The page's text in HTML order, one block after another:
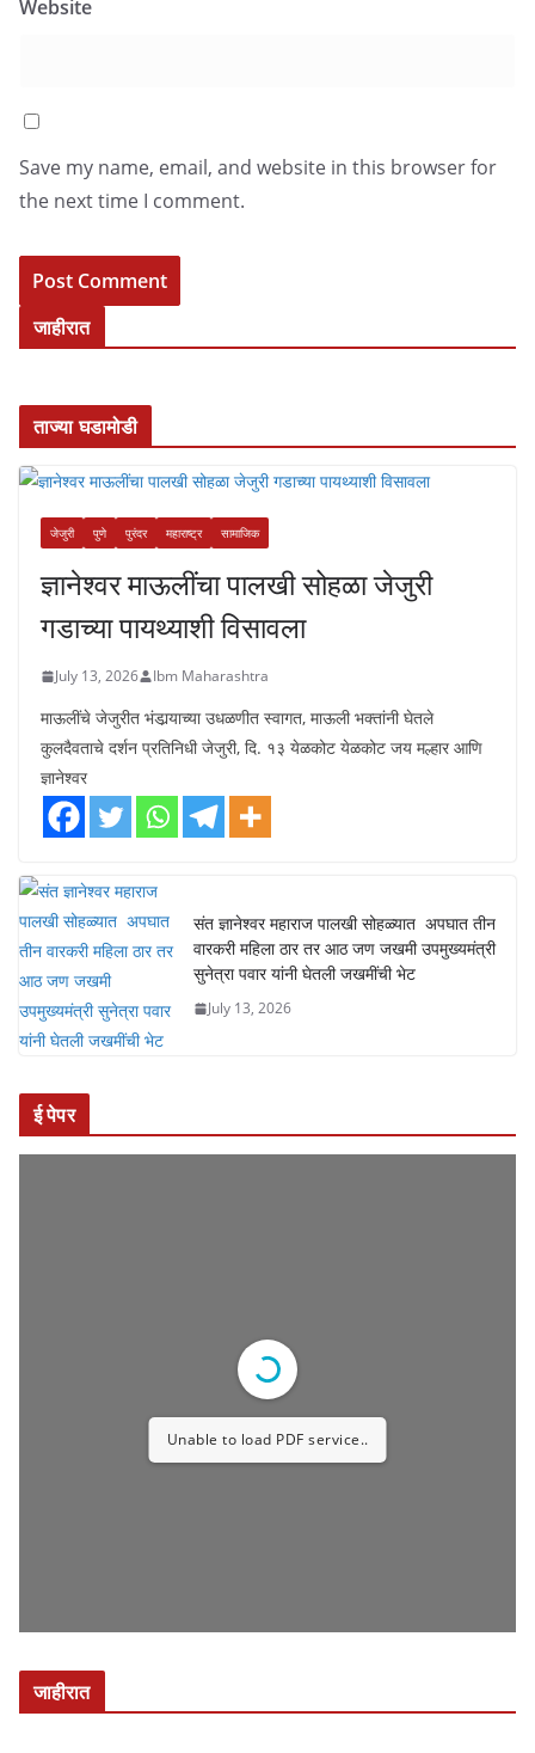
Website
Save my name, email, and website in this browser for
the next time I comment.
जाहीरात
ताज्या घडामोडी
जेजुरी पुणे पुरंदर महाराष्ट्र सामाजिक
ज्ञानेश्वर माऊलींचा पालखी सोहळा जेजुरी
गडाच्या पायथ्याशी विसावला
July 13, 2026 Ibm Maharashtra
माऊलींचे जेजुरीत भंडार्‍याच्या उधळणीत स्वागत, माऊली भक्तांनी घेतले
कुलदैवताचे दर्शन प्रतिनिधी जेजुरी, दि. १३ येळकोट येळकोट जय मल्हार आणि
ज्ञानेश्वर
संत ज्ञानेश्वर महाराज पालखी सोहळ्यात अपघात तीन
वारकरी महिला ठार तर आठ जण जखमी उपमुख्यमंत्री
सुनेत्रा पवार यांनी घेतली जखमींची भेट
July 13, 2026
ई पेपर
Unable to load PDF service..
जाहीरात